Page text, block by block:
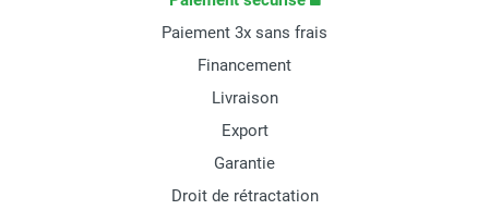
Paiement 3x sans frais
Financement
Livraison
Export
Garantie
Droit de rétractation